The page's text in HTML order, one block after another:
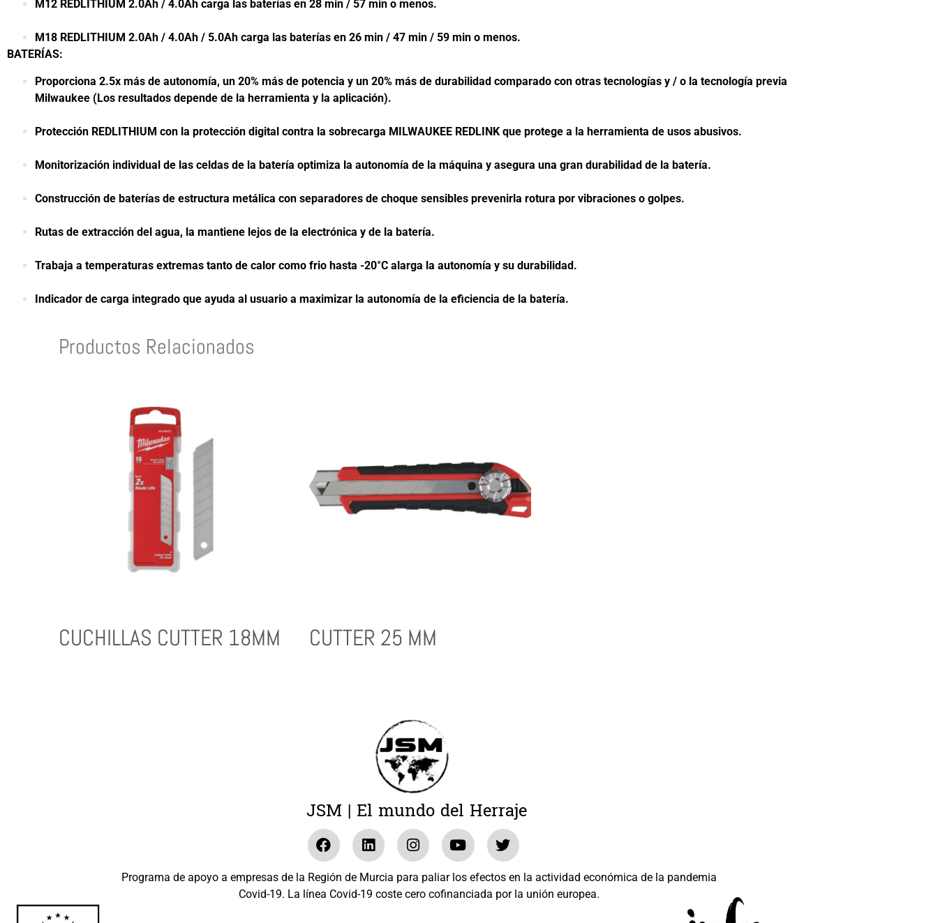
M12 REDLITHIUM 2.0Ah / 4.0Ah carga las baterías en 28 min / 57 min o menos.
M18 REDLITHIUM 2.0Ah / 4.0Ah / 5.0Ah carga las baterías en 26 min / 47 min / 59 min o menos.
BATERÍAS:
Proporciona 2.5x más de autonomía, un 20% más de potencia y un 20% más de durabilidad comparado con otras tecnologías y / o la tecnología previa
Milwaukee (Los resultados depende de la herramienta y la aplicación).
Protección REDLITHIUM con la protección digital contra la sobrecarga MILWAUKEE REDLINK que protege a la herramienta de usos abusivos.
Monitorización individual de las celdas de la batería optimiza la autonomía de la máquina y asegura una gran durabilidad de la batería.
Construcción de baterías de estructura metálica con separadores de choque sensibles prevenirla rotura por vibraciones o golpes.
Rutas de extracción del agua, la mantiene lejos de la electrónica y de la batería.
Trabaja a temperaturas extremas tanto de calor como frio hasta -20°C alarga la autonomía y su durabilidad.
Indicador de carga integrado que ayuda al usuario a maximizar la autonomía de la eficiencia de la batería.
Productos Relacionados
CUCHILLAS CUTTER 18MM CUTTER 25 MM
JSM | El mundo del Herraje
Programa de apoyo a empresas de la Región de Murcia para paliar los efectos en la actividad económica de la pandemia
Covid-19. La línea Covid-19 coste cero cofinanciada por la unión europea.